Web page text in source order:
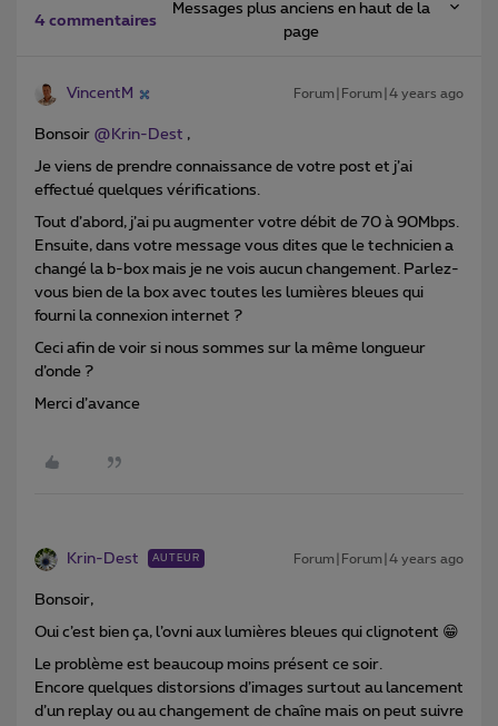
4 commentaires
Messages plus anciens en haut de la
page
VincentM Forum|Forum|4 years ago
Bonsoir @Krin-Dest ,
Je viens de prendre connaissance de votre post et j’ai
effectué quelques vérifications.
Tout d’abord, j’ai pu augmenter votre débit de 70 à 90Mbps.
Ensuite, dans votre message vous dites que le technicien a
changé la b-box mais je ne vois aucun changement. Parlez-
vous bien de la box avec toutes les lumières bleues qui
fourni la connexion internet ?
Ceci afin de voir si nous sommes sur la même longueur
d’onde ?
Merci d’avance
Krin-Dest AUTEUR Forum|Forum|4 years ago
Bonsoir,
Oui c’est bien ça, l’ovni aux lumières bleues qui clignotent 😁
Le problème est beaucoup moins présent ce soir.
Encore quelques distorsions d’images surtout au lancement
d’un replay ou au changement de chaîne mais on peut suivre